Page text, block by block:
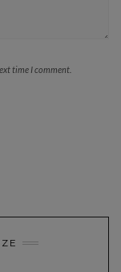
time I comment.